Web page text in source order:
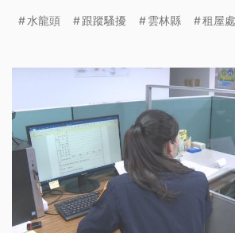
水龍頭 跟蹤騷擾 雲林縣 租屋處